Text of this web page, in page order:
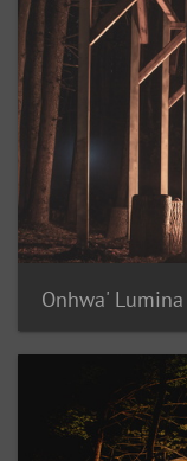
Onhwa'